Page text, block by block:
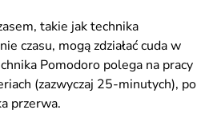
takie jak technika
czasu, mogą zdziałać cuda w
Pomodoro polega na pracy
(zazwyczaj 25-minutych), po
przerwa.